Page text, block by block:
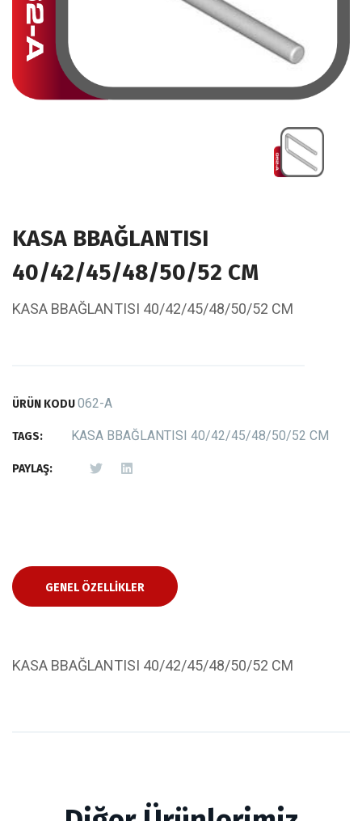
KASA BBAĞLANTISI
40/42/45/48/50/52 CM
KASA BBAĞLANTISI 40/42/45/48/50/52 CM
ÜRÜN KODU062-A
TAGS: KASA BBAĞLANTISI 40/42/45/48/50/52 CM
PAYLAŞ:
GENEL ÖZELLIKLER
KASA BBAĞLANTISI 40/42/45/48/50/52 CM